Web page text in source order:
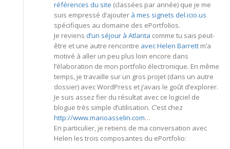
références du site (classées par année) que je me
suis empressé d’ajouter à mes signets del.icio.us
spécifiques au domaine des ePortfolios.
Je reviens d’un séjour à Atlanta comme tu sais peut-
être et une autre rencontre avec Helen Barrett m’a
motivé à aller un peu plus loin encore dans
l’élaboration de mon portfolio électronique. En même
temps, je travaille sur un gros projet (dans un autre
dossier) avec WordPress et j’avais le goût d’explorer.
Je suis assez fier du résultat avec ce logiciel de
blogue très simple d’utilisation. C’est chez
http://www.marioasselin.com…
En particulier, je retiens de ma conversation avec
Helen les trois composantes du ePortfolio: